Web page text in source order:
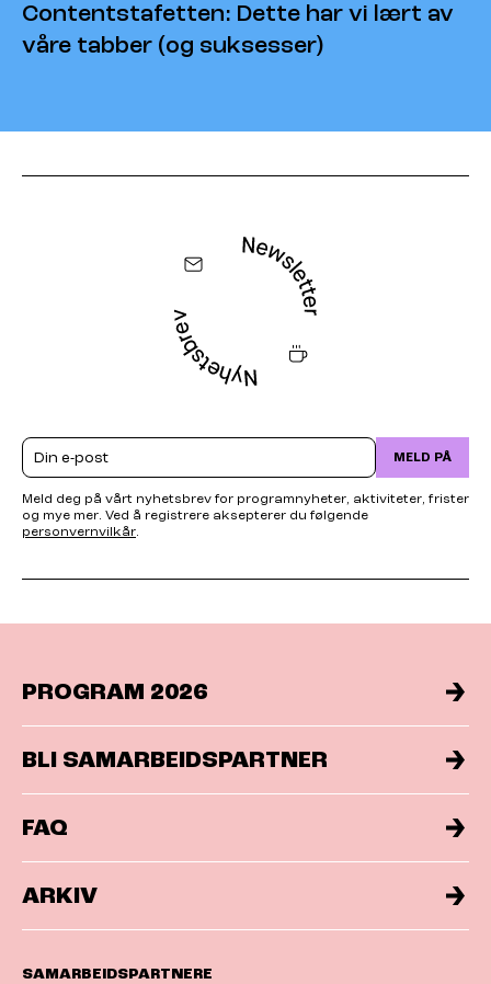
Contentstafetten: Dette har vi lært av
våre tabber (og suksesser)
Email MELD PÅ
Meld deg på vårt nyhetsbrev for programnyheter, aktiviteter, frister
og mye mer. Ved å registrere aksepterer du følgende
personvernvilkår.
PROGRAM 2026
BLI SAMARBEIDSPARTNER
FAQ
ARKIV
SAMARBEIDSPARTNERE